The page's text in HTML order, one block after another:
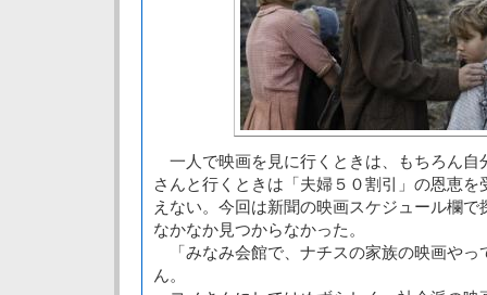
一人で映画を見に行くときは、もちろん自
さんと行くときは「夫婦５０割引」の恩恵
えない。今回は新聞の映画スケジュール欄
なかなか見つからなかった。
「みなみ会館で、ナチスの家族の映画やっ
ん。